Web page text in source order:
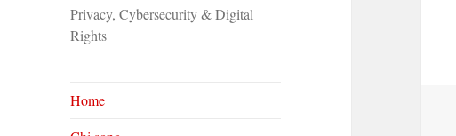
Privacy, Cybersecurity & Digital
Rights
Home